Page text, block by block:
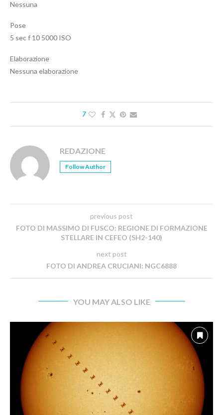
Nessuna
Pose
5 sec f 10 5000 ISO
Elaborazione
Nessuna elaborazione
7
REDAZIONE
Follow Author
previous post
FOTO DI MASSIMO DI FUSCO: REGIONE DI FORMAZIONE
STELLARE IN CEFEO (SH2-140)
next post
FOTO DI ANDREA CRUCIANI: NGC6888
YOU MAY ALSO LIKE